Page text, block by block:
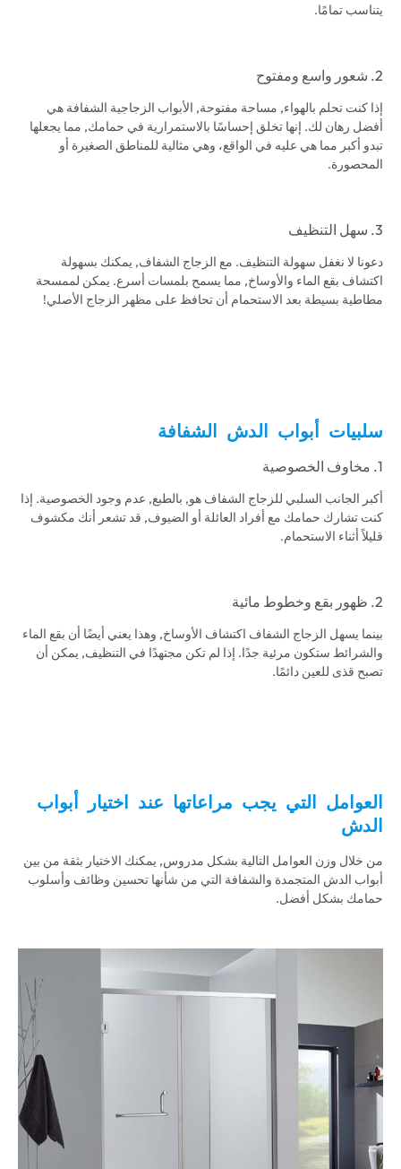
يتناسب تمامًا.
2. شعور واسع ومفتوح
إذا كنت تحلم بالهواء, مساحة مفتوحة, الأبواب الزجاجية الشفافة هي
أفضل رهان لك. إنها تخلق إحساسًا بالاستمرارية في حمامك, مما يجعلها
تبدو أكبر مما هي عليه في الواقع، وهي مثالية للمناطق الصغيرة أو
المحصورة.
3. سهل التنظيف
دعونا لا نغفل سهولة التنظيف. مع الزجاج الشفاف, يمكنك بسهولة
اكتشاف بقع الماء والأوساخ, مما يسمح بلمسات أسرع. يمكن لممسحة
مطاطية بسيطة بعد الاستحمام أن تحافظ على مظهر الزجاج الأصلي!
سلبيات أبواب الدش الشفافة
أكبر الجانب السلبي للزجاج الشفاف هو, بالطبع, عدم وجود الخصوصية. إذا
كنت تشارك حمامك مع أفراد العائلة أو الضيوف, قد تشعر أنك مكشوف
قليلاً أثناء الاستحمام.
2. ظهور بقع وخطوط مائية
بينما يسهل الزجاج الشفاف اكتشاف الأوساخ, وهذا يعني أيضًا أن بقع الماء
والشرائط ستكون مرئية جدًا. إذا لم تكن مجتهدًا في التنظيف, يمكن أن
تصبح قذى للعين دائمًا.
العوامل التي يجب مراعاتها عند اختيار أبواب
الدش
من خلال وزن العوامل التالية بشكل مدروس, يمكنك الاختيار بثقة من بين
أبواب الدش المتجمدة والشفافة التي من شأنها تحسين وظائف وأسلوب
حمامك بشكل أفضل.